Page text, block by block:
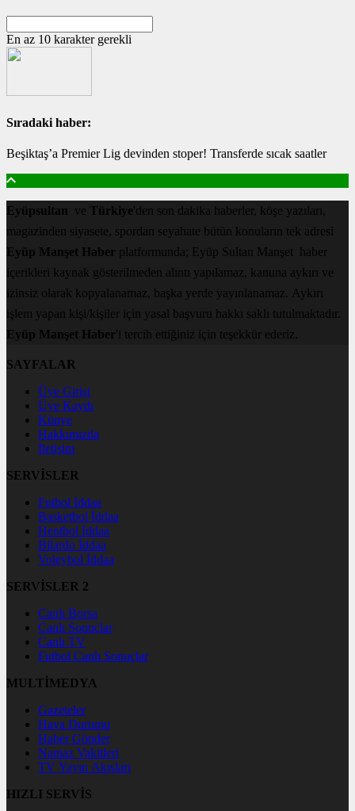
En az 10 karakter gerekli
Sıradaki haber:
Beşiktaş’a Premier Lig devinden stoper! Transferde sıcak saatler
Eyüpsultan ve Türkiye'den son dakika haberler, köşe yazıları,
magazinden siyasete, spordan seyahate bütün konuların tek adresi
Eyüp Manşet Haber platformunda; Eyüp Sultan Manşet haber
içerikleri kaynak gösterilmeden alıntı yapılamaz, kanuna aykırı ve
izinsiz olarak kopyalanamaz, başka yerde yayınlanamaz. Aykırı
işlem yapan kişi/kişiler için yasal başvuru hakkı saklı tutulmaktadır.
Eyüp Manşet Haber'i tercih ettiğiniz için teşekkür ederiz.
SAYFALAR
Üye Girişi
Üye Kaydı
Künye
Hakkımızda
İletişim
SERVİSLER
Futbol İddaa
Basketbol İddaa
Hentbol İddaa
Bilardo İddaa
Voleybol İddaa
SERVİSLER 2
Canlı Borsa
Canlı Sonuçlar
Canlı TV
Futbol Canlı Sonuçlar
MULTİMEDYA
Gazeteler
Hava Durumu
Haber Gönder
Namaz Vakitleri
TV Yayın Akışları
HIZLI SERVİS